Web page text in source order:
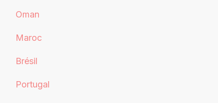
Oman
Maroc
Brésil
Portugal